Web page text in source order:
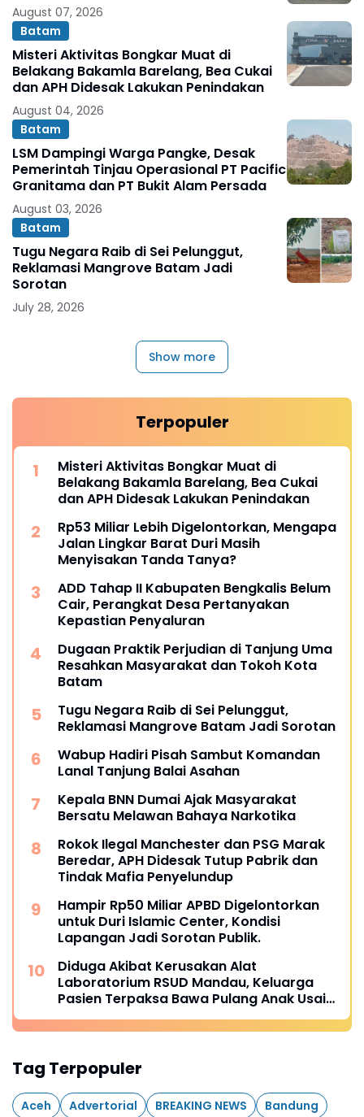
August 07, 2026
Batam
Misteri Aktivitas Bongkar Muat di
Belakang Bakamla Barelang, Bea Cukai
dan APH Didesak Lakukan Penindakan
August 04, 2026
Batam
LSM Dampingi Warga Pangke, Desak
Pemerintah Tinjau Operasional PT Pacific
Granitama dan PT Bukit Alam Persada
August 03, 2026
Batam
Tugu Negara Raib di Sei Pelunggut,
Reklamasi Mangrove Batam Jadi
Sorotan
July 28, 2026
Show more
Terpopuler
Misteri Aktivitas Bongkar Muat di
Belakang Bakamla Barelang, Bea Cukai
dan APH Didesak Lakukan Penindakan
Rp53 Miliar Lebih Digelontorkan, Mengapa
Jalan Lingkar Barat Duri Masih
Menyisakan Tanda Tanya?
ADD Tahap II Kabupaten Bengkalis Belum
Cair, Perangkat Desa Pertanyakan
Kepastian Penyaluran
Dugaan Praktik Perjudian di Tanjung Uma
Resahkan Masyarakat dan Tokoh Kota
Batam
Tugu Negara Raib di Sei Pelunggut,
Reklamasi Mangrove Batam Jadi Sorotan
Wabup Hadiri Pisah Sambut Komandan
Lanal Tanjung Balai Asahan
Kepala BNN Dumai Ajak Masyarakat
Bersatu Melawan Bahaya Narkotika
Rokok Ilegal Manchester dan PSG Marak
Beredar, APH Didesak Tutup Pabrik dan
Tindak Mafia Penyelundup
Hampir Rp50 Miliar APBD Digelontorkan
untuk Duri Islamic Center, Kondisi
Lapangan Jadi Sorotan Publik.
Diduga Akibat Kerusakan Alat
Laboratorium RSUD Mandau, Keluarga
Pasien Terpaksa Bawa Pulang Anak Usai
Operasi di RS Thursina, Meski
Membutuhkan Transfusi Darah
Tag Terpopuler
Aceh Advertorial BREAKING NEWS Bandung